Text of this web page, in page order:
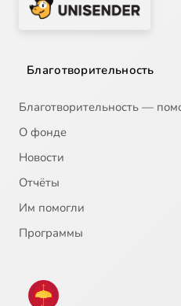
Благотворительность
Благотворительность —
О фонде
Новости
Отчёты
Им помогли
Программы